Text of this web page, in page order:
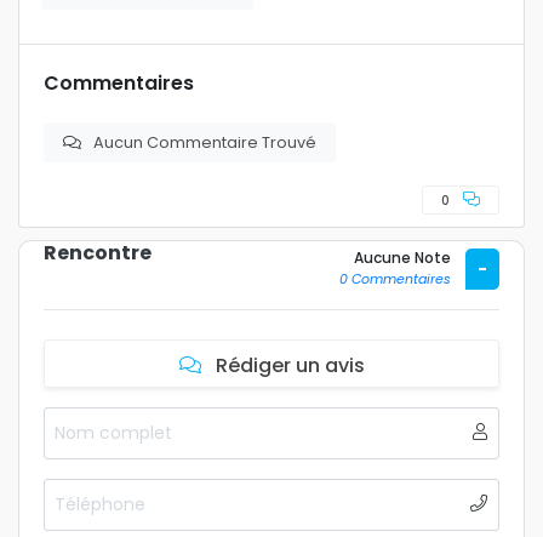
Commentaires
Aucun Commentaire Trouvé
0
Rencontre Aucune Note
0 Commentaires -
Rédiger un avis